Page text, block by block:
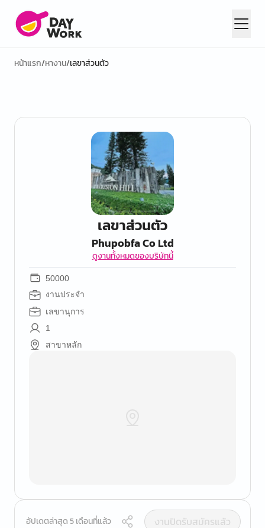
หน้าแรก/หางาน/เลขาส่วนตัว
เลขาส่วนตัว
Phupobfa Co Ltd
ดูงานทั้งหมดของบริษัทนี้
50000
งานประจำ
เลขานุการ
1
สาขาหลัก
อัปเดตล่าสุด 5 เดือนที่แล้ว
งานปิดรับสมัครแล้ว